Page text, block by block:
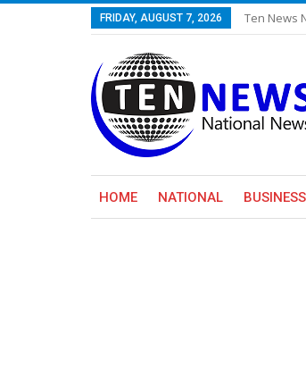
FRIDAY, AUGUST 7, 2026 Ten News
HOME NATIONAL BUSINESS